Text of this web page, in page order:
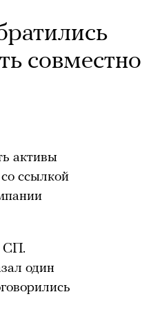
активы
ссылкой
СП.
один